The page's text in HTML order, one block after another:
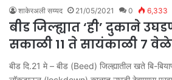
शाकेरअली सय्यद 21/05/2021 0 6,333
बीड जिल्ह्यात ‘ही’ दुकाने
सकाळी 11 ते सायंकाळी 7
बीड दि.21 मे – बीड (Beed) जिल्ह्यातील खते बि-